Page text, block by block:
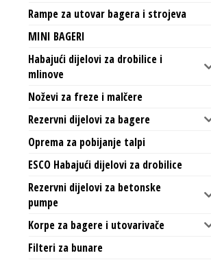
Rampe za utovar bagera i strojeva
MINI BAGERI
Habajući dijelovi za drobilice i
mlinove
Noževi za freze i malčere
Rezervni dijelovi za bagere
Oprema za pobijanje talpi
ESCO Habajući dijelovi za drobilice
Rezervni dijelovi za betonske
pumpe
Korpe za bagere i utovarivače
Filteri za bunare